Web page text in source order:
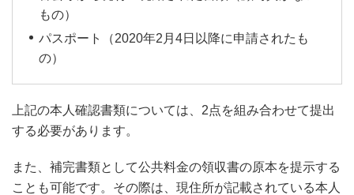
もの）
パスポート（2020年2月4日以降に申請されたも
の）
上記の本人確認書類については、2点を組み合わせて提出
する必要があります。
また、補完書類として公共料金の領収書の原本を提示する
ことも可能です。その際は、現住所が記載されている本人